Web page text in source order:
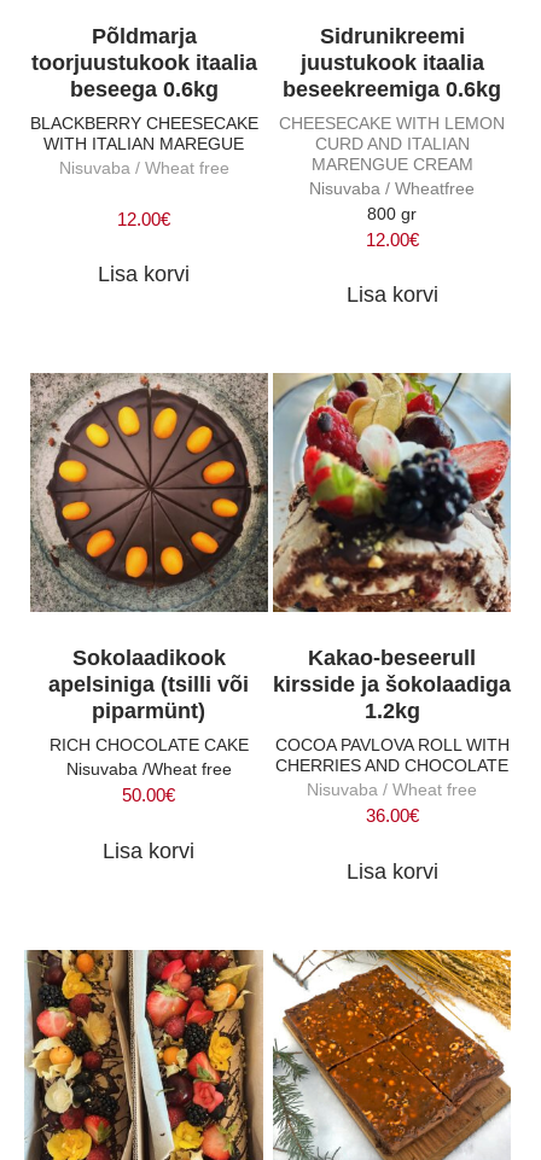
Põldmarja
toorjuustukook itaalia
beseega 0.6kg
BLACKBERRY CHEESECAKE
WITH ITALIAN MAREGUE
Nisuvaba / Wheat free
12.00€
Lisa korvi
Sidrunikreemi
juustukook itaalia
beseekreemiga 0.6kg
CHEESECAKE WITH LEMON
CURD AND ITALIAN
MARENGUE CREAM
Nisuvaba / Wheatfree
800 gr
12.00€
Lisa korvi
Sokolaadikook
apelsiniga (tsilli või
piparmünt)
RICH CHOCOLATE CAKE
Nisuvaba /Wheat free
50.00€
Lisa korvi
Kakao-beseerull
kirsside ja šokolaadiga
1.2kg
COCOA PAVLOVA ROLL WITH
CHERRIES AND CHOCOLATE
Nisuvaba / Wheat free
36.00€
Lisa korvi